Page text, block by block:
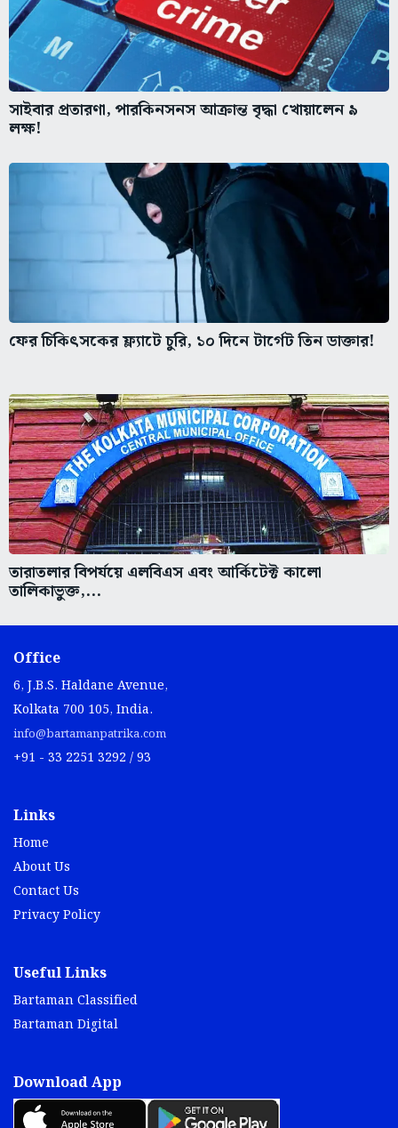
সাইবার প্রতারণা, পারকিনসনস আক্রান্ত বৃদ্ধা খোয়ালেন ৯
লক্ষ!
ফের চিকিৎসকের ফ্ল্যাটে চুরি, ১০ দিনে টার্গেট তিন ডাক্তার!
তারাতলার বিপর্যয়ে এলবিএস এবং আর্কিটেক্ট কালো
তালিকাভুক্ত,...
Office
6, J.B.S. Haldane Avenue,
Kolkata 700 105, India.
info@bartamanpatrika.com
+91 - 33 2251 3292 / 93
Links
Home
About Us
Contact Us
Privacy Policy
Useful Links
Bartaman Classified
Bartaman Digital
Download App